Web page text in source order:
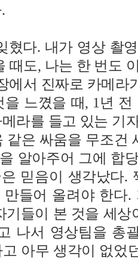
혔다. 내가 영상 촬
때도, 나는 한 번도
에서 진짜로 카메라
느꼈을 때, 1년
라를 들고 있는 기
같은 싸움을 무조건
알아주어 그에 합
믿음이 생각났다.
만들어 올려야 한다
기들이 본 것을 세
나서 영상팀을 총
아무 생각이 없었